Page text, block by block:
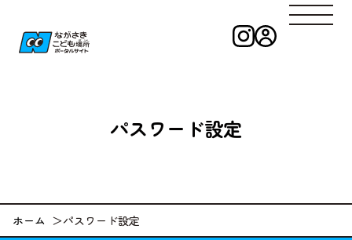
ながさきこども
パスワード設定
ホーム パスワード設定